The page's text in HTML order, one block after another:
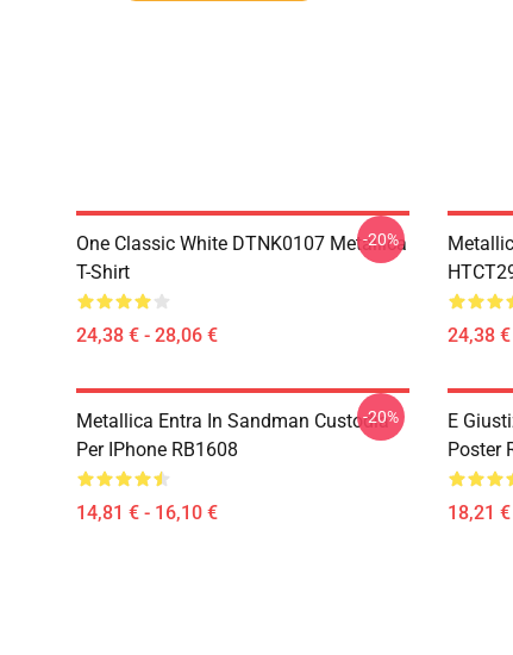
One Classic White DTNK0107 Metallica
T-Shirt
24,38 € - 28,06 €
-20%
24,38
Metallica Entra In Sandman Custodia
Per IPhone RB1608
14,81 € - 16,10 €
-20%
E
Poster
18,21